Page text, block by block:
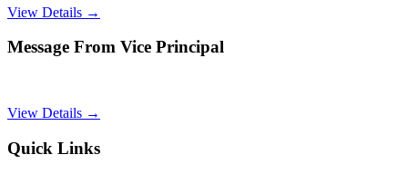
View Details →
Message From Vice Principal
View Details →
Quick Links